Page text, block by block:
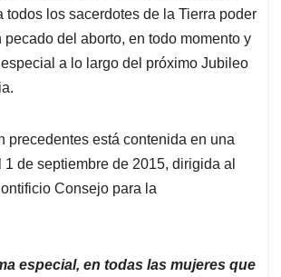
todos los sacerdotes de la Tierra poder
pecado del aborto, en todo momento y
a lo largo del próximo Jubileo
precedentes está contenida en una
1 de septiembre de 2015, dirigida al
Consejo para la
especial, en todas las mujeres que